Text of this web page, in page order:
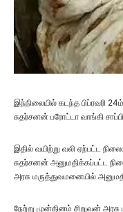
இந்நிலையில் கடந்த பிப்ரவரி
சுதர்சனன் பரோட்டா வாங்கி
இதில் வயிற்று வலி ஏற்பட்ட
சுதர்சனன் அனுமதிக்கப்பட்ட
அரசு மருத்துவமனையில்
நேற்று முன்தினம் சிறுவன் அரசு